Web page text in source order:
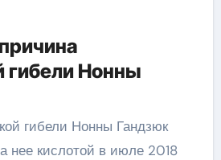
гибели Нонны
гибели Нонны Гандзюк
нее кислотой в июле 2018